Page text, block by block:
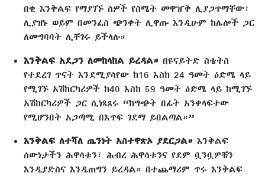
በቂ እንቅልፍ የማያገኙ ሰዎች የስሜት መዋዠቅ ሊያጋጥማቸው፣
ሊያዝኑ ወይም በመንፈስ ጭንቀት ሊዋጡ እንዲሁም ከሌሎች ጋር
ለመግባባት ሊቸገሩ ይችላሉ።
እንቅልፍ አደጋን ለመከላከል ይረዳል። በዩናይትድ ስቴትስ
የተደረገ ጥናት እንደሚያሳየው ከ16 እስከ 24 ዓመት ዕድሜ ላይ
የሚገኙ አሽከርካሪዎች ከ40 እስከ 59 ዓመት ዕድሜ ላይ ከሚገኙ
አሽከርካሪዎች ጋር ሲነጻጸሩ “ከግጭት በፊት አንቀላፍተው
የሚሆንበት አጋጣሚ በእጥፍ ገደማ ይበልጣል።”
እንቅልፍ ለተሻለ ጤንነት አስተዋጽኦ ያደርጋል። እንቅልፍ
ሰውነታችን ሕዋሳቱን፣ ሕብረ ሕዋሳቱንና የደም ቧንቧዎቹን
እንዲያድስና እንዲጠግን ይረዳል። በተጨማሪም ጥሩ እንቅልፍ